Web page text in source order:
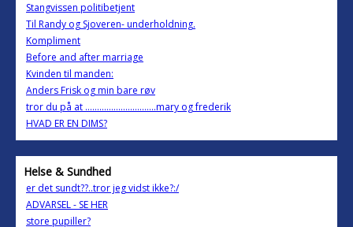
Stangvissen politibetjent
Til Randy og Sjoveren- underholdning.
Kompliment
Before and after marriage
Kvinden til manden:
Anders Frisk og min bare røv
tror du på at ..............................mary og frederik
HVAD ER EN DIMS?
Helse & Sundhed
er det sundt??..tror jeg vidst ikke?:/
ADVARSEL - SE HER
store pupiller?